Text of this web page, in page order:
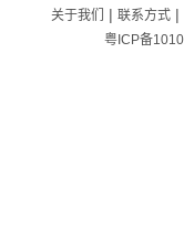
关于我们 | 联系方式|
粤ICP备